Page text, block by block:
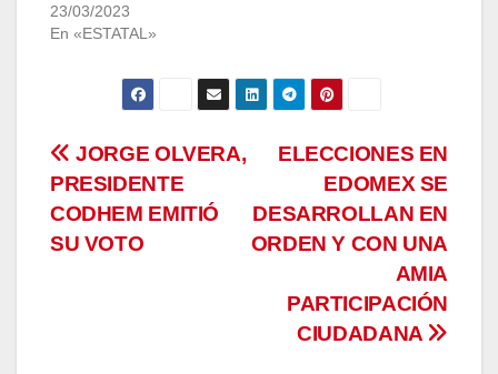
23/03/2023
En «ESTATAL»
Navegación
de
entradas
ELECCIONES EN
EDOMEX SE
DESARROLLAN EN
ORDEN Y CON UNA
AMIA
PARTICIPACIÓN
CIUDADANA
JORGE OLVERA,
PRESIDENTE
CODHEM EMITIÓ
SU VOTO